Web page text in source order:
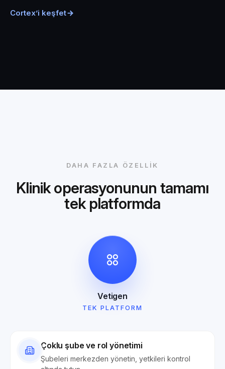
Cortex’i keşfet
DAHA FAZLA ÖZELLIK
Klinik operasyonunun tamamı
tek platformda
Vetigen
TEK PLATFORM
Çoklu şube ve rol yönetimi
Şubeleri merkezden yönetin, yetkileri kontrol